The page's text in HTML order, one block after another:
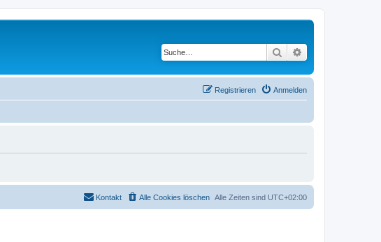
Suche
Anmelden
Registrieren
Alle Zeiten sind UTC+02:00
Alle Cookies löschen
Kontakt